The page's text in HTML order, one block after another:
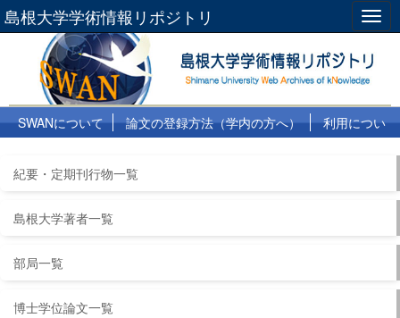
島根大学学術情報リポジトリ
SWANについて 論文の登録方法（学内の方へ）
利用につい
紀要・定期刊行物一覧
島根大学著者一覧
部局一覧
博士学位論文一覧